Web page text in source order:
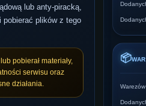
📦
Warezów
lub anty-piracką,
pobierać plików z tego
pobierał materiały,
serwisu oraz
działania.